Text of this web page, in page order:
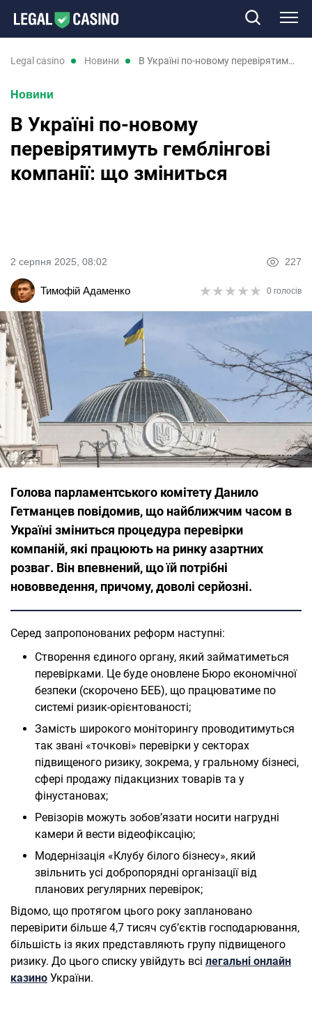
Казино
Нові казино
Відгуки
legal casino новини В Україні по-новому перевірятимуть гемблінгові компанії: що зміниться
Новини
В Україні по-новому
перевірятимуть гемблінгові
компанії: що зміниться
2 серпня 2025, 08:02 227
Тимофій Адаменко ★★★★★
★★★★★ 0 голосів
Голова парламентського комітету Данило
Гетманцев повідомив, що найближчим часом в
Україні зміниться процедура перевірки
компаній, які працюють на ринку азартних
розваг. Він впевнений, що їй потрібні
нововведення, причому, доволі серйозні.
Серед запропонованих реформ наступні:
Створення єдиного органу, який займатиметься
перевірками. Це буде оновлене Бюро економічної
безпеки (скорочено БЕБ), що працюватиме по
системі ризик-орієнтованості;
Замість широкого моніторингу проводитимуться
так звані «точкові» перевірки у секторах
підвищеного ризику, зокрема, у гральному бізнесі,
сфері продажу підакцизних товарів та у
фінустановах;
Ревізорів можуть зобов’язати носити нагрудні
камери й вести відеофіксацію;
Модернізація «Клубу білого бізнесу», який
звільнить усі добропорядні організації від
планових регулярних перевірок;
Відомо, що протягом цього року заплановано
перевірити більше 4,7 тисяч суб’єктів господарювання,
більшість із яких представляють групу підвищеного
ризику. До цього списку увійдуть всі легальні онлайн
казино України.